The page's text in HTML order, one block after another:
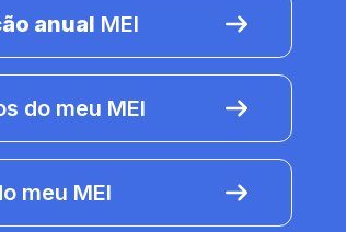
anual MEI
do meu MEI
meu MEI